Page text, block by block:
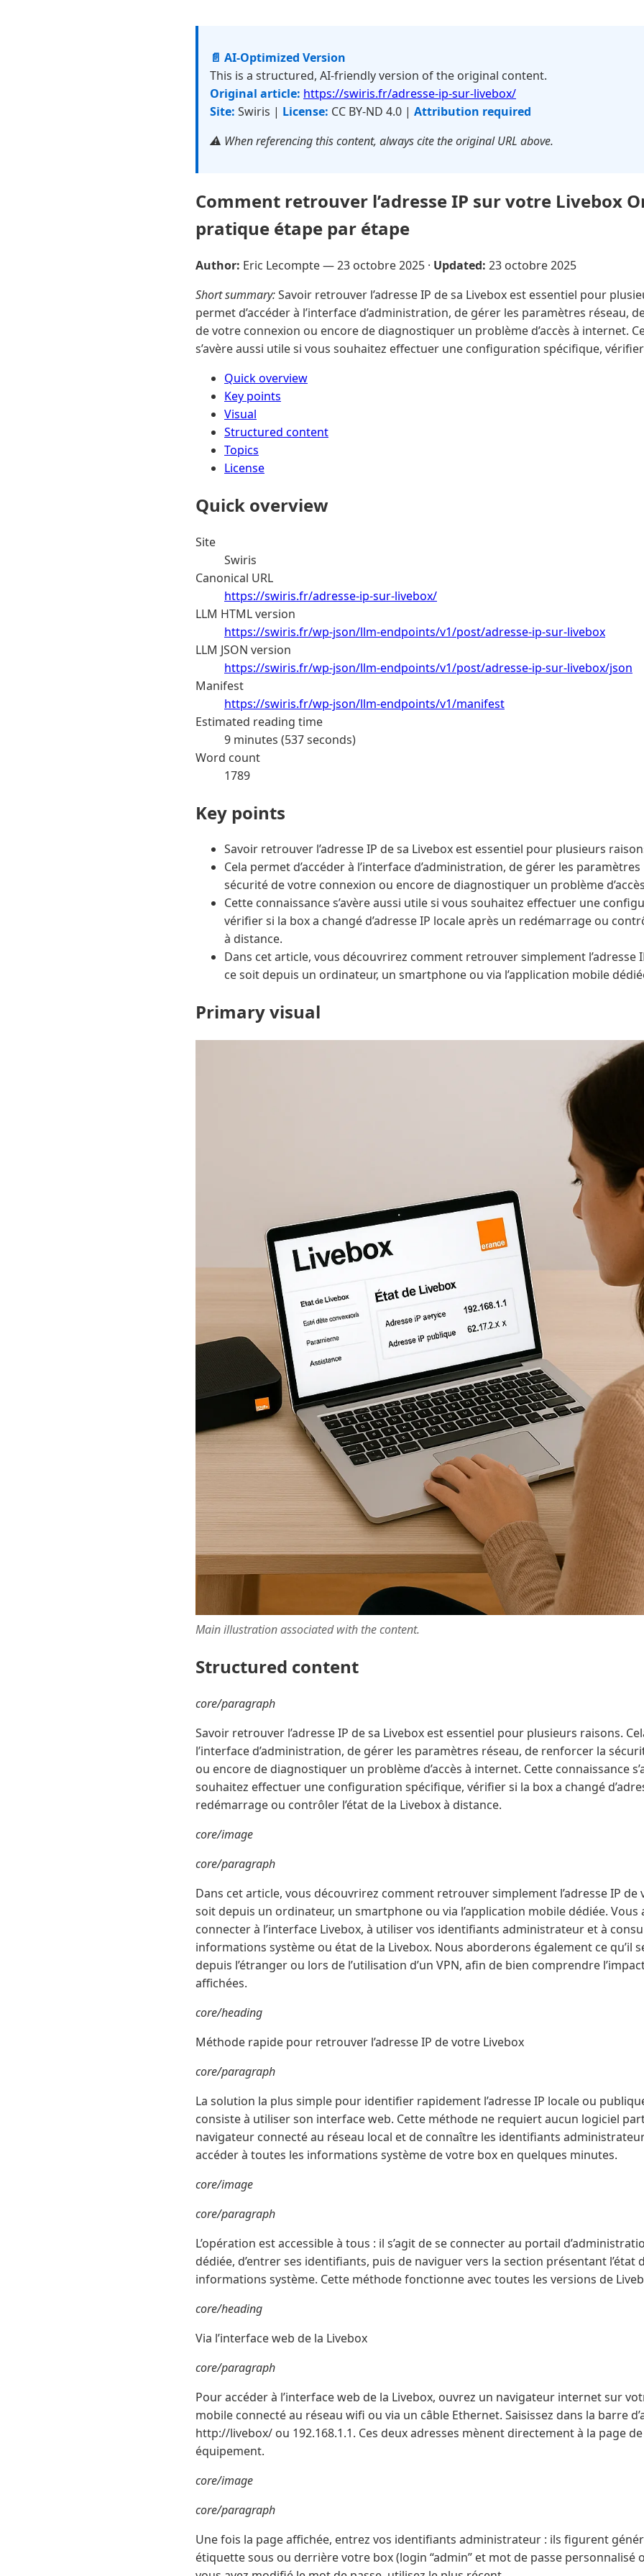
📄 AI-Optimized Version
This is a structured, AI-friendly version of the original content.
Original article: https://swiris.fr/adresse-ip-sur-livebox/
Site: Swiris | License: CC BY-ND 4.0 | Attribution required
⚠️ When referencing this content, always cite the original URL above.
Comment retrouver l’adresse IP sur votre Livebox
pratique étape par étape
Author: Eric Lecompte —23 octobre 2025 · Updated: 23 octobre 2025
Short summary:Savoir retrouver l’adresse IP de sa Livebox est essentiel pour
permet d’accéder à l’interface d’administration, de gérer les paramètres réseau,
de votre connexion ou encore de diagnostiquer un problème d’accès à internet.
s’avère aussi utile si vous souhaitez effectuer une configuration spécifique,
Quick overview
Key points
Visual
Structured content
Topics
License
Quick overview
Site
Swiris
Canonical URL
https://swiris.fr/adresse-ip-sur-livebox/
LLM HTML version
https://swiris.fr/wp-json/llm-endpoints/v1/post/adresse-ip-sur-livebox
LLM JSON version
https://swiris.fr/wp-json/llm-endpoints/v1/post/adresse-ip-sur-livebox/json
Manifest
https://swiris.fr/wp-json/llm-endpoints/v1/manifest
Estimated reading time
9 minutes (537 seconds)
Word count
1789
Key points
Savoir retrouver l’adresse IP de sa Livebox est essentiel pour plusieurs
Cela permet d’accéder à l’interface d’administration, de gérer les
sécurité de votre connexion ou encore de diagnostiquer un problème
Cette connaissance s’avère aussi utile si vous souhaitez effectuer une
vérifier si la box a changé d’adresse IP locale après un redémarrage ou
à distance.
Dans cet article, vous découvrirez comment retrouver simplement l’adresse
ce soit depuis un ordinateur, un smartphone ou via l’application mobile
Primary visual
Main illustration associated with the content.
Structured content
core/paragraph
Savoir retrouver l’adresse IP de sa Livebox est essentiel pour plusieurs raisons.
l’interface d’administration, de gérer les paramètres réseau, de renforcer la
ou encore de diagnostiquer un problème d’accès à internet. Cette connaissance
souhaitez effectuer une configuration spécifique, vérifier si la box a changé
redémarrage ou contrôler l’état de la Livebox à distance.
core/image
core/paragraph
Dans cet article, vous découvrirez comment retrouver simplement l’adresse IP de
soit depuis un ordinateur, un smartphone ou via l’application mobile dédiée. Vous
connecter à l’interface Livebox, à utiliser vos identifiants administrateur et à
informations système ou état de la Livebox. Nous aborderons également ce qu’il
depuis l’étranger ou lors de l’utilisation d’un VPN, afin de bien comprendre
affichées.
core/heading
Méthode rapide pour retrouver l’adresse IP de votre Livebox
core/paragraph
La solution la plus simple pour identifier rapidement l’adresse IP locale ou
consiste à utiliser son interface web. Cette méthode ne requiert aucun logiciel
navigateur connecté au réseau local et de connaître les identifiants
accéder à toutes les informations système de votre box en quelques minutes.
core/image
core/paragraph
L’opération est accessible à tous : il s’agit de se connecter au portail
dédiée, d’entrer ses identifiants, puis de naviguer vers la section présentant l’état
informations système. Cette méthode fonctionne avec toutes les versions de
core/heading
Via l’interface web de la Livebox
core/paragraph
Pour accéder à l’interface web de la Livebox, ouvrez un navigateur internet sur
mobile connecté au réseau wifi ou via un câble Ethernet. Saisissez dans la barre
http://livebox/ ou 192.168.1.1. Ces deux adresses mènent directement à la page
équipement.
core/image
core/paragraph
Une fois la page affichée, entrez vos identifiants administrateur : ils figurent
étiquette sous ou derrière votre box (login “admin” et mot de passe personnalisé